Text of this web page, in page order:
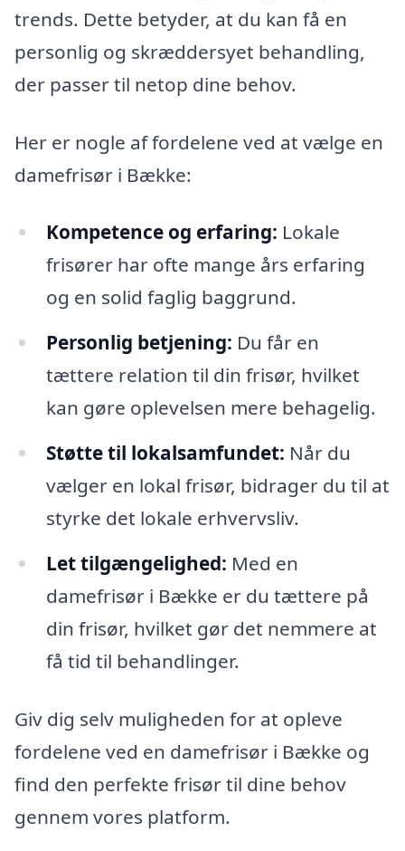
trends. Dette betyder, at du kan få en
personlig og skræddersyet behandling,
der passer til netop dine behov.
Her er nogle af fordelene ved at vælge en
damefrisør i Bække:
Kompetence og erfaring: Lokale
frisører har ofte mange års erfaring
og en solid faglig baggrund.
Personlig betjening: Du får en
tættere relation til din frisør, hvilket
kan gøre oplevelsen mere behagelig.
Støtte til lokalsamfundet: Når du
vælger en lokal frisør, bidrager du til at
styrke det lokale erhvervsliv.
Let tilgængelighed: Med en
damefrisør i Bække er du tættere på
din frisør, hvilket gør det nemmere at
få tid til behandlinger.
Giv dig selv muligheden for at opleve
fordelene ved en damefrisør i Bække og
find den perfekte frisør til dine behov
gennem vores platform.